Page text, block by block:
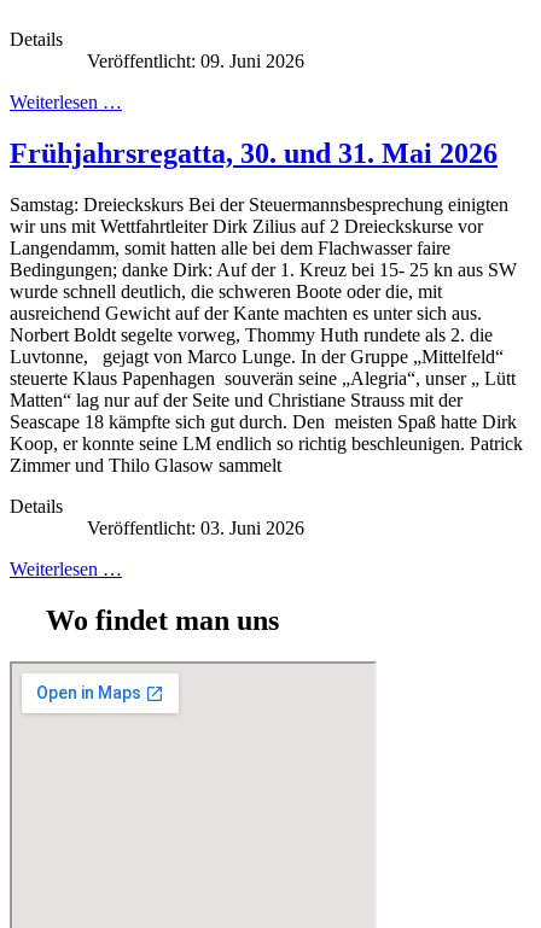
Details
Veröffentlicht: 09. Juni 2026
Weiterlesen …
Frühjahrsregatta, 30. und 31. Mai 2026
Samstag: Dreieckskurs Bei der Steuermannsbesprechung einigten
wir uns mit Wettfahrtleiter Dirk Zilius auf 2 Dreieckskurse vor
Langendamm, somit hatten alle bei dem Flachwasser faire
Bedingungen; danke Dirk: Auf der 1. Kreuz bei 15- 25 kn aus SW
wurde schnell deutlich, die schweren Boote oder die, mit
ausreichend Gewicht auf der Kante machten es unter sich aus.
Norbert Boldt segelte vorweg, Thommy Huth rundete als 2. die
Luvtonne, gejagt von Marco Lunge. In der Gruppe „Mittelfeld“
steuerte Klaus Papenhagen souverän seine „Alegria“, unser „ Lütt
Matten“ lag nur auf der Seite und Christiane Strauss mit der
Seascape 18 kämpfte sich gut durch. Den meisten Spaß hatte Dirk
Koop, er konnte seine LM endlich so richtig beschleunigen. Patrick
Zimmer und Thilo Glasow sammelt
Details
Veröffentlicht: 03. Juni 2026
Weiterlesen …
Wo findet man uns